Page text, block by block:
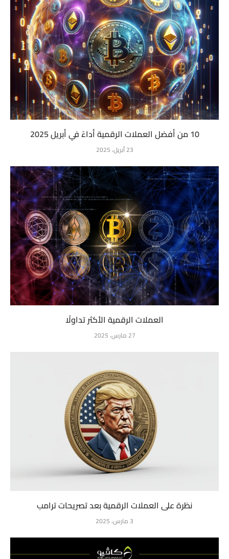
10 من أفضل العملات الرقمية أداءً في أبريل 2025
23 أبريل، 2025
العملات الرقمية الأكثر تداولًا
27 مارس، 2025
نظرة على العملات الرقمية بعد تصريحات ترامب
3 مارس، 2025